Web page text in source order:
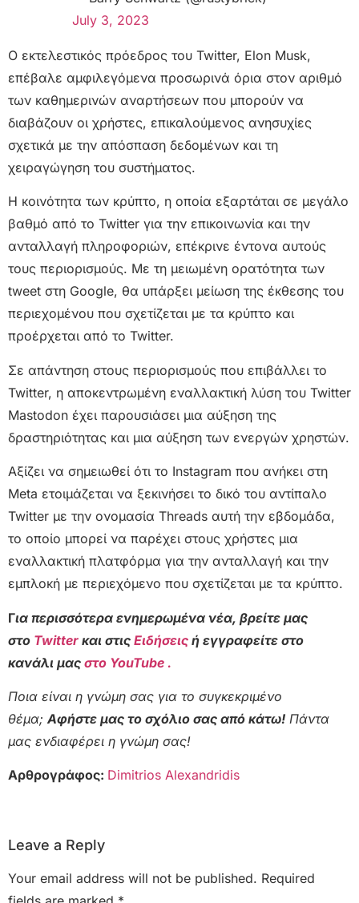
July 3, 2023
Ο εκτελεστικός πρόεδρος του Twitter, Elon Musk,
επέβαλε αμφιλεγόμενα προσωρινά όρια στον αριθμό
των καθημερινών αναρτήσεων που μπορούν να
διαβάζουν οι χρήστες, επικαλούμενος ανησυχίες
σχετικά με την απόσπαση δεδομένων και τη
χειραγώγηση του συστήματος.
Η κοινότητα των κρύπτο, η οποία εξαρτάται σε μεγάλο
βαθμό από το Twitter για την επικοινωνία και την
ανταλλαγή πληροφοριών, επέκρινε έντονα αυτούς
τους περιορισμούς. Με τη μειωμένη ορατότητα των
tweet στη Google, θα υπάρξει μείωση της έκθεσης του
περιεχομένου που σχετίζεται με τα κρύπτο και
προέρχεται από το Twitter.
Σε απάντηση στους περιορισμούς που επιβάλλει το
Twitter, η αποκεντρωμένη εναλλακτική λύση του Twitter
Mastodon έχει παρουσιάσει μια αύξηση της
δραστηριότητας και μια αύξηση των ενεργών χρηστών.
Αξίζει να σημειωθεί ότι το Instagram που ανήκει στη
Meta ετοιμάζεται να ξεκινήσει το δικό του αντίπαλο
Twitter με την ονομασία Threads αυτή την εβδομάδα,
το οποίο μπορεί να παρέχει στους χρήστες μια
εναλλακτική πλατφόρμα για την ανταλλαγή και την
εμπλοκή με περιεχόμενο που σχετίζεται με τα κρύπτο.
Για περισσότερα ενημερωμένα νέα, βρείτε μας
στο Twitter και στις Ειδήσεις ή εγγραφείτε στο
κανάλι μας στο YouTube .
Ποια είναι η γνώμη σας για το συγκεκριμένο
θέμα;Αφήστε μας το σχόλιο σας από κάτω! Πάντα
μας ενδιαφέρει η γνώμη σας!
Αρθρογράφος: Dimitrios Alexandridis
Leave a Reply
Your email address will not be published. Required